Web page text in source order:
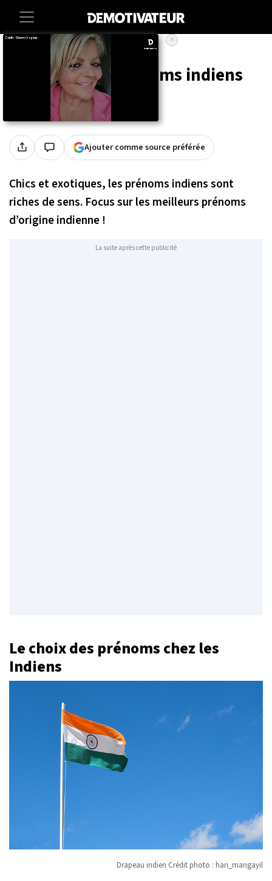
Lifestyle
Le top 22 des prénoms indiens
Nadia R.
Publié le 24/03/2022 à 14h16
Ajouter comme source préférée
Chics et exotiques, les prénoms indiens sont
riches de sens. Focus sur les meilleurs prénoms
d’origine indienne !
La suite après cette publicité
Le choix des prénoms chez les
Indiens
Drapeau indien Crédit photo : hari_mangayil
×